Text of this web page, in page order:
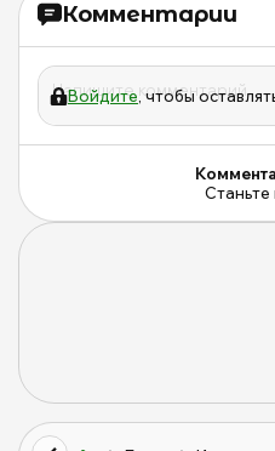
Комментарии
Войдите, чтобы